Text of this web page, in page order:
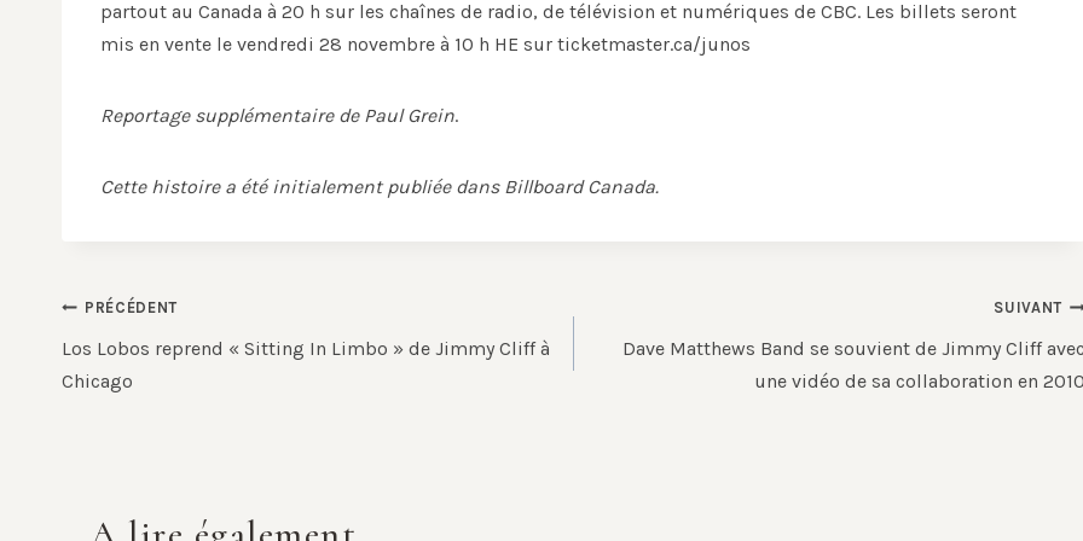
partout au Canada à 20 h sur les chaînes de radio, de télévision et numériques de CBC. Les billets seront
mis en vente le vendredi 28 novembre à 10 h HE sur ticketmaster.ca/junos
Reportage supplémentaire de Paul Grein.
Cette histoire a été initialement publiée dans Billboard Canada.
Navigation
de
l’article
PRÉCÉDENT
Los Lobos reprend « Sitting In Limbo » de Jimmy Cliff à
Chicago
SUIVANT
Dave Matthews Band se souvient de Jimmy Cliff
une vidéo de sa collaboration en